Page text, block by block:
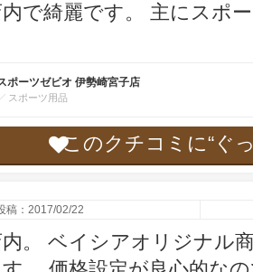
で綺麗です。 主にスポ
ポーツゼビオ 伊勢崎宮子店
スポーツ用品
このクチコミに“ぐ
稿：2017/02/22
。 ベイシアオリジナル